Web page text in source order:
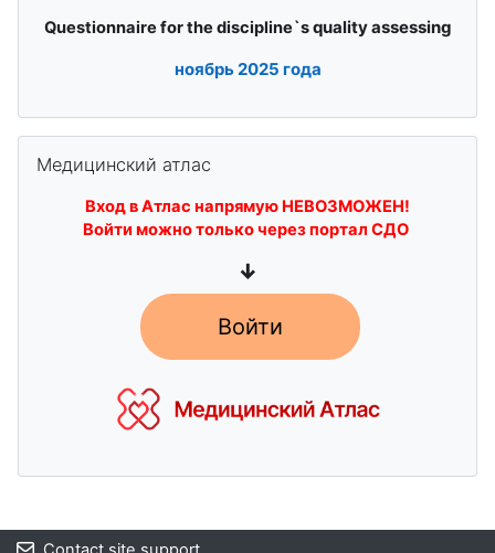
Questionnaire for the discipline`squality assessing
ноябрь2025 года
Медицинский атлас
Вход в Атлас напрямую НЕВОЗМОЖЕН!
Войти можно только через портал СДО
↓
Войти
Blocks